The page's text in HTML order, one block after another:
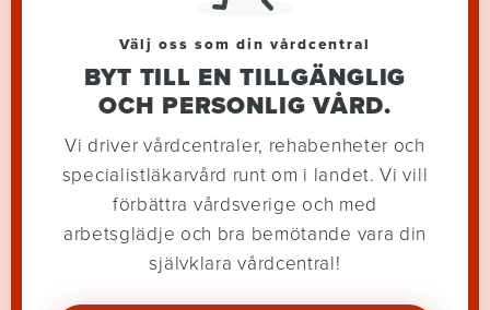
Välj oss som din vårdcentral
BYT TILL EN TILLGÄNGLIG
OCH PERSONLIG VÅRD.
Vi driver vårdcentraler, rehabenheter och
specialistläkarvård runt om i landet. Vi vill
förbättra vårdsverige och med
arbetsglädje och bra bemötande vara din
självklara vårdcentral!